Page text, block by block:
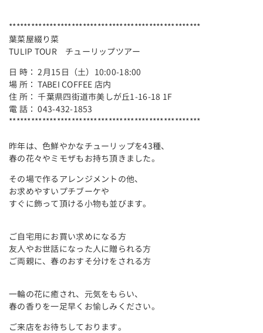
****************************************************
葉菜屋綴り菜
TULIP TOUR チューリップツアー
日 時： 2月15日（土）10:00-18:00
場 所： TABEI COFFEE 店内
住 所： 千葉県四街道市美しが丘1-16-18 1F
電 話： 043-432-1853
****************************************************
昨年は、色鮮やかなチューリップを43種、
春の花々やミモザもお持ち頂きました。
その場で作るアレンジメントの他、
お求めやすいプチブーケや
すぐに飾って頂ける小物も並びます。
ご自宅用にお買い求めになる方
友人やお世話になった人に贈られる方
ご両親に、春のおすそ分けをされる方
一輪の花に癒され、元気をもらい、
春の香りを一足早くお愉しみください。
ご来店をお待ちしております。